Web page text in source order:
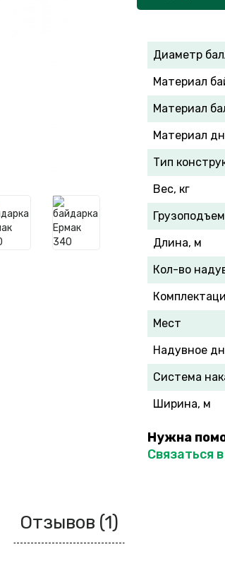
Диаметр
Материал
Материал
Материал
Тип
Вес, кг
Длина, м
Кол-во
Мест
Надувное
Система
Ширина, м
Нужна
Связаться
Отзывов (1)